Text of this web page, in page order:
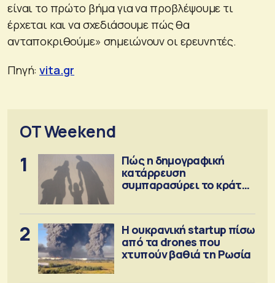
είναι το πρώτο βήμα για να προβλέψουμε τι
έρχεται και να σχεδιάσουμε πώς θα
ανταποκριθούμε» σημειώνουν οι ερευνητές.
Πηγή:vita.gr
OT Weekend
1
Πώς η δημογραφική
κατάρρευση
συμπαρασύρει το κράτος
2
Η ουκρανική startup πίσω
από τα drones που
χτυπούν βαθιά τη Ρωσία